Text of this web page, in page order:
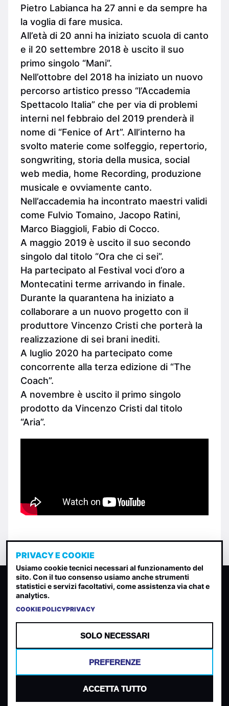
Pietro Labianca ha 27 anni e da sempre ha
la voglia di fare musica.
All’età di 20 anni ha iniziato scuola di canto
e il 20 settembre 2018 è uscito il suo
primo singolo “Mani”.
Nell’ottobre del 2018 ha iniziato un nuovo
percorso artistico presso “l’Accademia
Spettacolo Italia” che per via di problemi
interni nel febbraio del 2019 prenderà il
nome di “Fenice of Art”. All’interno ha
svolto materie come solfeggio, repertorio,
songwriting, storia della musica, social
web media, home Recording, produzione
musicale e ovviamente canto.
Nell’accademia ha incontrato maestri validi
come Fulvio Tomaino, Jacopo Ratini,
Marco Biaggioli, Fabio di Cocco.
A maggio 2019 è uscito il suo secondo
singolo dal titolo “Ora che ci sei”.
Ha partecipato al Festival voci d’oro a
Montecatini terme arrivando in finale.
Durante la quarantena ha iniziato a
collaborare a un nuovo progetto con il
produttore Vincenzo Cristi che porterà la
realizzazione di sei brani inediti.
A luglio 2020 ha partecipato come
concorrente alla terza edizione di “The
Coach”.
A novembre è uscito il primo singolo
prodotto da Vincenzo Cristi dal titolo
“Aria”.
CLASSIFICA INDIE
Classifica per indice di gradimento generata dall analisi di
TERMINI E CONDIZIONI PRIVACY POLICY
COOKIES PREFERENZE COOKIES
PRIVACY E COOKIE
Usiamo cookie tecnici necessari al funzionamento del
sito. Con il tuo consenso usiamo anche strumenti
statistici e servizi facoltativi, come assistenza via chat e
analytics.
COOKIE POLICYPRIVACY
SOLO NECESSARI
PREFERENZE
ACCETTA TUTTO